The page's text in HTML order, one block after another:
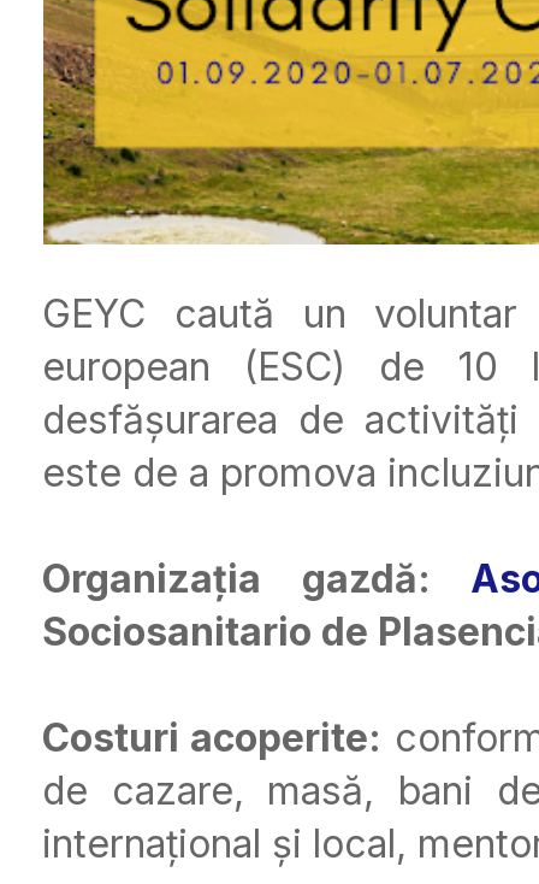
GEYC caută un
european (ESC) de 10
desfășurarea de
este de a promova
Organizația gazdă:
Sociosanitario de
Costuri acoperite:
de cazare, masă, bani
internațional și local,